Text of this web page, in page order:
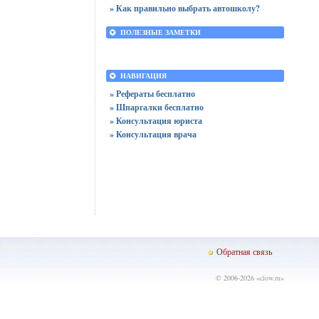
» Как правильно выбрать автошколу?
ПОЛЕЗНЫЕ ЗАМЕТКИ
НАВИГАЦИЯ
» Рефераты бесплатно
» Шпаргалки бесплатно
» Консультация юриста
» Консультация врача
Обратная связь
© 2006-2026 «clow.ru»